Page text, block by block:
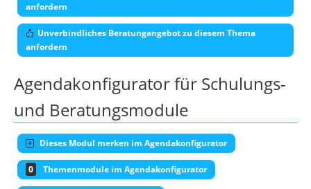
anfordern
Unverbindliches Beratungangebot zu diesem Thema
anfordern
Agendakonfigurator für Schulungs-
und Beratungsmodule
Dieses Modul merken im Agendakonfigurator
0 Themenmodule im Agendakonfigurator